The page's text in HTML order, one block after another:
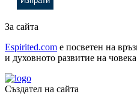
За сайта
Espirited.com e посветен на
и духовното развитие на
Създател на сайта